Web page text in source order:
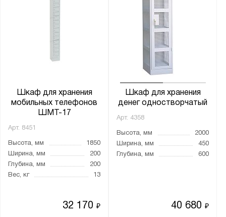
Шкаф для хранения
мобильных телефонов
ШМТ-17
Арт. 8451
Высота, мм
1850
Ширина, мм
200
Глубина, мм
200
Вес, кг
13
32 170₽
Шкаф для хранения
денег одностворчатый
Арт. 4358
Высота, мм
2000
Ширина, мм
450
Глубина, мм
600
40 680₽